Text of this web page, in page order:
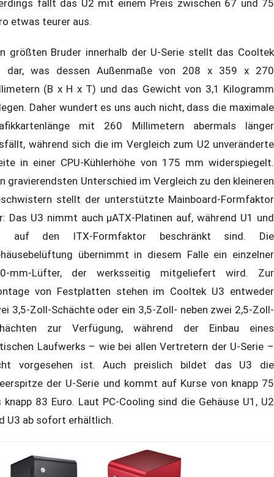
fällt das U2 mit einem Preis zwischen 67 und 75
etwas teurer aus.
größten Bruder innerhalb der U-Serie stellt das Cooltek
dar, was dessen Außenmaße von 208 x 359 x 270
(B x H x T) und das Gewicht von 3,1 Kilogramm
Daher wundert es uns auch nicht, dass die maximale
mit 260 Millimetern abermals länger
während sich die im Vergleich zum U2 unveränderte
in einer CPU-Kühlerhöhe von 175 mm widerspiegelt.
gravierendsten Unterschied im Vergleich zu den kleineren
stellt der unterstützte Mainboard-Formfaktor
Das U3 nimmt auch µATX-Platinen auf, während U1 und
auf den ITX-Formfaktor beschränkt sind. Die
übernimmt in diesem Falle ein einzelner
mm-Lüfter, der werksseitig mitgeliefert wird. Zur
von Festplatten stehen im Cooltek U3 entweder
3,5-Zoll-Schächte oder ein 3,5-Zoll- neben zwei 2,5-Zoll-
zur Verfügung, während der Einbau eines
Laufwerks – wie bei allen Vertretern der U-Serie –
vorgesehen ist. Auch preislich bildet das U3 die
der U-Serie und kommt auf Kurse von knapp 75
knapp 83 Euro. Laut PC-Cooling sind die Gehäuse U1, U2
U3 ab sofort erhältlich.